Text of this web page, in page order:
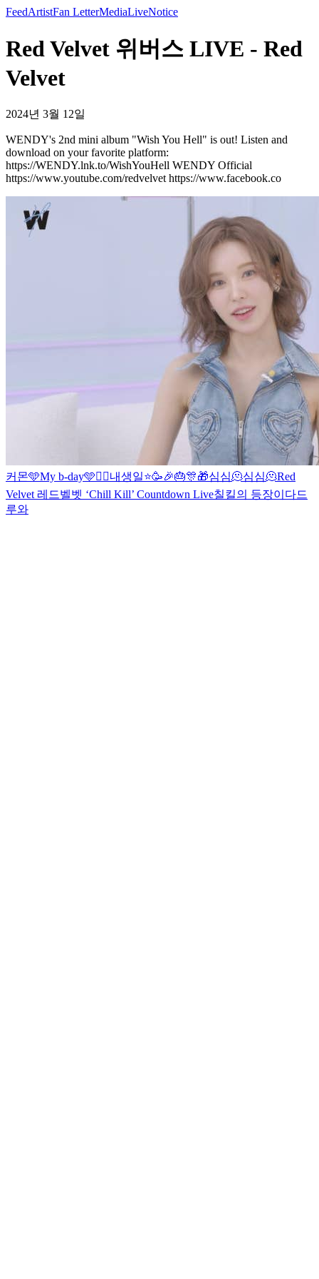
FeedArtistFan LetterMediaLiveNotice
Red Velvet 위버스 LIVE - Red
Velvet
2024년 3월 12일
WENDY's 2nd mini album "Wish You Hell" is out! Listen and
download on your favorite platform:
https://WENDY.lnk.to/WishYouHell WENDY Official
https://www.youtube.com/redvelvet https://www.facebook.co
커몬🩵My b-day🩵🧚‍♀️내생일⭐️🥳🎉🎂🎊🎁심심🫠심심🫠Red
Velvet 레드벨벳 ‘Chill Kill’ Countdown Live칠킬의 등장이다드
루와